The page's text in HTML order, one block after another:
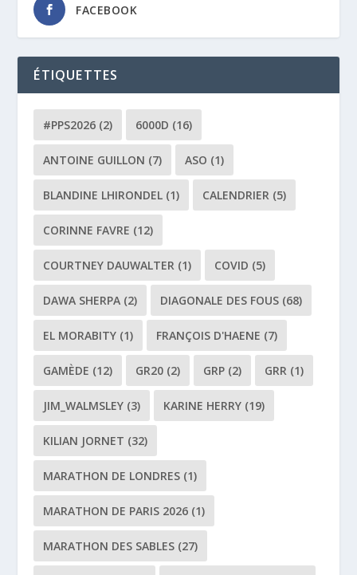
FACEBOOK
ÉTIQUETTES
#PPS2026 (2) 6000D (16)
ANTOINE GUILLON (7) ASO (1)
BLANDINE LHIRONDEL (1) CALENDRIER (5)
CORINNE FAVRE (12)
COURTNEY DAUWALTER (1) COVID (5)
DAWA SHERPA (2) DIAGONALE DES FOUS (68)
EL MORABITY (1) FRANÇOIS D'HAENE (7)
GAMÈDE (12) GR20 (2) GRP (2) GRR (1)
JIM_WALMSLEY (3) KARINE HERRY (19)
KILIAN JORNET (32)
MARATHON DE LONDRES (1)
MARATHON DE PARIS 2026 (1)
MARATHON DES SABLES (27)